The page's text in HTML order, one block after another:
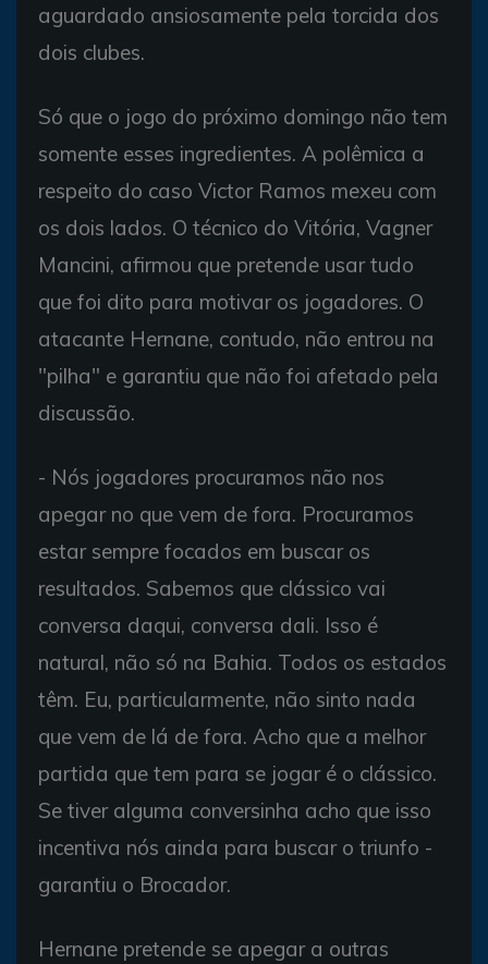
aguardado ansiosamente pela torcida dos
dois clubes.
Só que o jogo do próximo domingo não tem
somente esses ingredientes. A polêmica a
respeito do caso Victor Ramos mexeu com
os dois lados. O técnico do Vitória, Vagner
Mancini, afirmou que pretende usar tudo
que foi dito para motivar os jogadores. O
atacante Hernane, contudo, não entrou na
"pilha" e garantiu que não foi afetado pela
discussão.
- Nós jogadores procuramos não nos
apegar no que vem de fora. Procuramos
estar sempre focados em buscar os
resultados. Sabemos que clássico vai
conversa daqui, conversa dali. Isso é
natural, não só na Bahia. Todos os estados
têm. Eu, particularmente, não sinto nada
que vem de lá de fora. Acho que a melhor
partida que tem para se jogar é o clássico.
Se tiver alguma conversinha acho que isso
incentiva nós ainda para buscar o triunfo -
garantiu o Brocador.
Hernane pretende se apegar a outras